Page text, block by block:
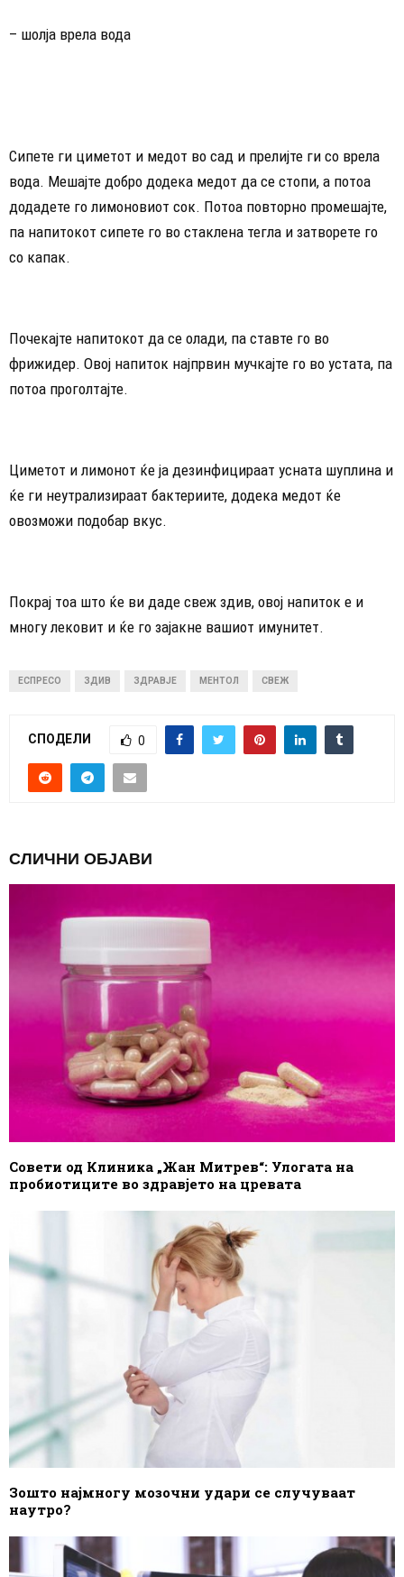
– шолја врела вода
Сипете ги циметот и медот во сад и прелијте ги со врела
вода. Мешајте добро додека медот да се стопи, а потоа
додадете го лимоновиот сок. Потоа повторно промешајте,
па напитокот сипете го во стаклена тегла и затворете го
со капак.
Почекајте напитокот да се олади, па ставте го во
фрижидер. Овој напиток најпрвин мучкајте го во устата, па
потоа проголтајте.
Циметот и лимонот ќе ја дезинфицираат усната шуплина и
ќе ги неутрализираат бактериите, додека медот ќе
овозможи подобар вкус.
Покрај тоа што ќе ви даде свеж здив, овој напиток е и
многу лековит и ќе го зајакне вашиот имунитет.
ЕСПРЕСО ЗДИВ ЗДРАВЈЕ МЕНТОЛ СВЕЖ
СПОДЕЛИ 0
СЛИЧНИ ОБЈАВИ
Совети од Клиника „Жан Митрев“: Улогата на
пробиотиците во здравјето на цревата
Зошто најмногу мозочни удари се случуваат
наутро?